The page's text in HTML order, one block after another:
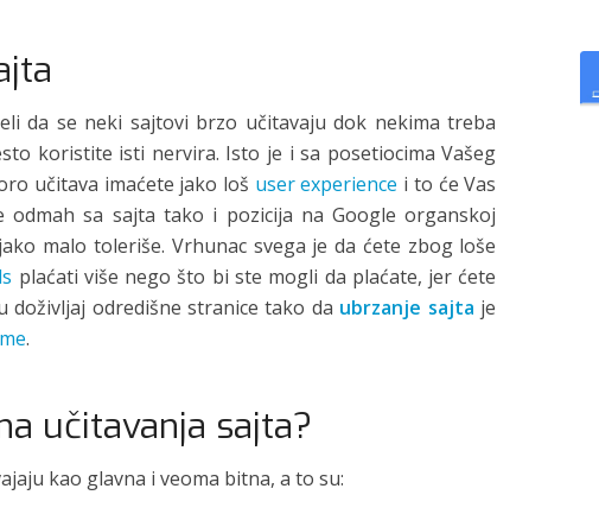
da se neki sajtovi brzo učitavaju dok nekima treba
koristite isti nervira. Isto je i sa posetiocima Vašeg
učitava imaćete jako loš user experience i to će Vas
odmah sa sajta tako i pozicija na Google organskoj
malo toleriše. Vrhunac svega je da ćete zbog loše
plaćati više nego što bi ste mogli da plaćate, jer ćete
odredišne stranice tako da ubrzanje sajta je
.
učitavanja sajta?
kao glavna i veoma bitna, a to su: